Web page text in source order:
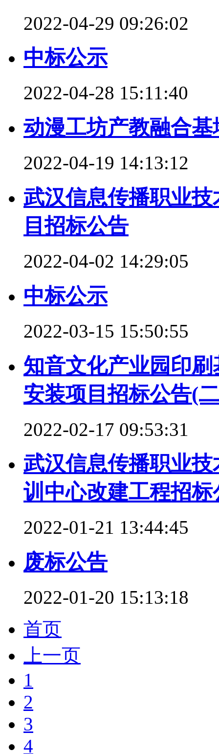
2022-04-29 09:26:02
中标公示
2022-04-28 15:11:40
动漫工坊产教融合
2022-04-19 14:13:12
武汉信息传播职业
目招标公告
2022-04-02 14:29:05
中标公示
2022-03-15 15:50:55
知音文化产业园印
安装项目招标公告(
2022-02-17 09:53:31
武汉信息传播职业
训中心改建工程招标
2022-01-21 13:44:45
废标公告
2022-01-20 15:13:18
首页
上一页
1
2
3
4